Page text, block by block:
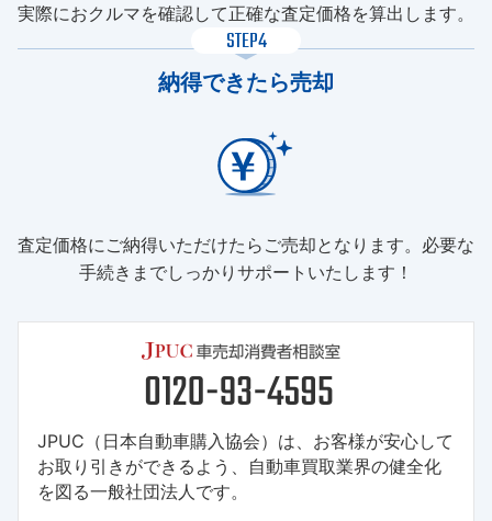
実際におクルマを確認して正確な査定価格を算出します。
STEP4
納得できたら売却
査定価格にご納得いただけたらご売却となります。必要な
手続きまでしっかりサポートいたします！
JPUC（日本自動車購入協会）は、お客様が安心して
お取り引きができるよう、自動車買取業界の健全化
を図る一般社団法人です。